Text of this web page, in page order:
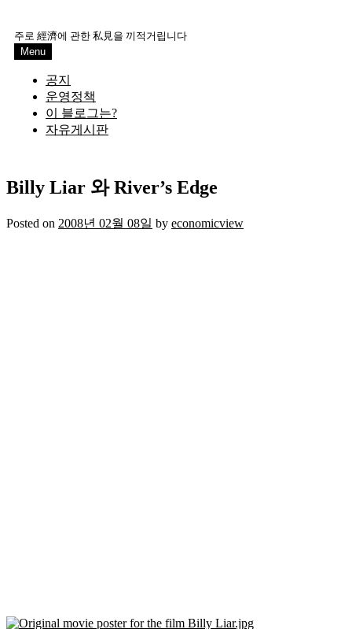
content
주로 經濟에 관한 私見을 끼적거립니다
Menu
공지
운영정책
이 블로그는?
자유게시판
Billy Liar 와 River’s Edge
Posted on 2008년 02월 08일 by economicview